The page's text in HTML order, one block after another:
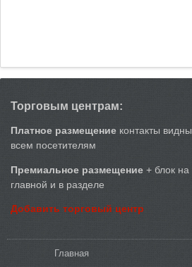
Торговым центрам:
Платное размещение контакты видны
всем посетителям
Премиальное размещение + блок на
главной и в разделе
Добавить торговый центр
Главная